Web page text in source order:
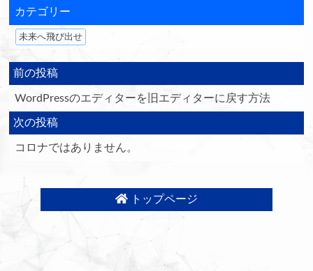
カテゴリー
未来へ飛び出せ
前の投稿
WordPressのエディターを旧エディターに戻す方法
次の投稿
コロナではありません。
トップページ